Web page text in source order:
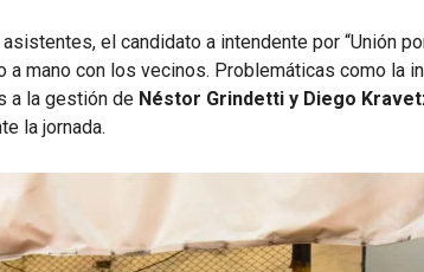
el candidato a intendente por “Unión
a mano con los vecinos. Problemáticas como la
a la gestión de Néstor Grindetti y Diego
la jornada.